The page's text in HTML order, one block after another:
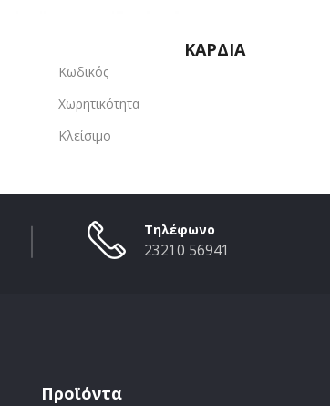
ΚΑΡΔΙΑ
Κωδικός
Χωρητικότητα
Κλείσιμο
Τηλέφωνο
23210 56941
Προϊόντα